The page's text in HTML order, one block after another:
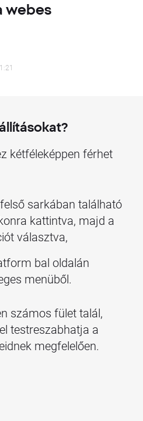
webes
kétféleképpen férhet
sarkában található
kattintva, majd a
választva,
bal oldalán
menüből.
számos fület talál,
testreszabhatja a
megfelelően.